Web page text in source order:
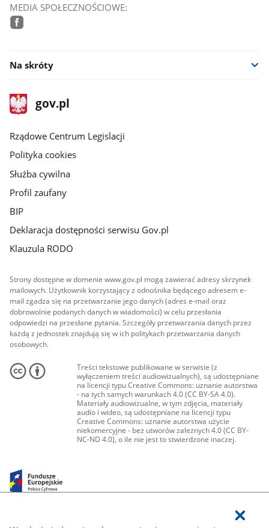
MEDIA SPOŁECZNOŚCIOWE:
Na skróty
stopka
gov.plStrona
gov.pl
Rządowe Centrum Legislacji
Polityka cookies
Służba cywilna
Profil zaufany
BIP
Deklaracja dostępności serwisu Gov.pl
Klauzula RODO
Strony dostępne w domenie www.gov.pl mogą zawierać adresy skrzynek
mailowych. Użytkownik korzystający z odnośnika będącego adresem e-
mail zgadza się na przetwarzanie jego danych (adres e-mail oraz
dobrowolnie podanych danych w wiadomości) w celu przesłania
odpowiedzi na przesłane pytania. Szczegóły przetwarzania danych przez
każdą z jednostek znajdują się w ich politykach przetwarzania danych
osobowych.
Treści tekstowe publikowane w serwisie (z
wyłączeniem treści audiowizualnych), są udostępniane
na licencji typu Creative Commons: uznanie autorstwa
- na tych samych warunkach 4.0 (CC BY-SA 4.0).
Materiały audiowizualne, w tym zdjęcia, materiały
audio i wideo, są udostępniane na licencji typu
Creative Commons: uznanie autorstwa użycie
niekomercyjne - bez utworów zależnych 4.0 (CC BY-
NC-ND 4.0), o ile nie jest to stwierdzone inaczej.